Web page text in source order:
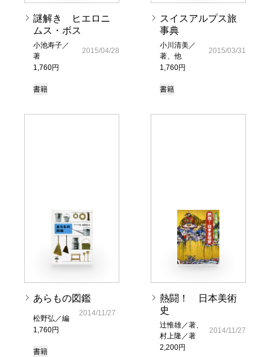
謎解き ヒエロニ
ムス・ボス
小池寿子／
著
1,760円
2015/04/28
書籍
スイスアルプス旅
事典
小川清美／
著、他
1,760円
2015/03/31
書籍
あらもの図鑑
松野弘／編
1,760円
2014/11/27
書籍
熱闘！ 日本美術
史
辻惟雄／著、
村上隆／著
2,200円
2014/11/27